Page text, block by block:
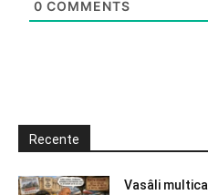
0 COMMENTS
Recente
Vasâli